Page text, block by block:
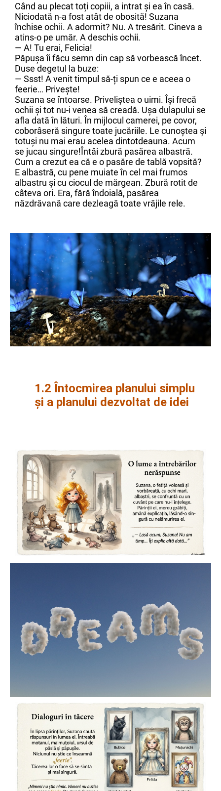
Când au plecat toți copiii, a intrat și ea în casă.
Niciodată n-a fost atât de obosită! Suzana
închise ochii. A adormit? Nu. A tresărit. Cineva a
atins-o pe umăr. A deschis ochii.
— A! Tu erai, Felicia!
Păpușa îi făcu semn din cap să vorbească încet.
Duse degetul la buze:
— Ssst! A venit timpul să-ți spun ce e aceea o
feerie… Privește!
Suzana se întoarse. Priveliștea o uimi. Își frecă
ochii și tot nu-i venea să creadă. Ușa dulapului se
afla dată în lături. În mijlocul camerei, pe covor,
coborâseră singure toate jucăriile. Le cunoștea și
totuși nu mai erau acelea dintotdeauna. Acum
se jucau singure!Întâi zbură pasărea albastră.
Cum a crezut ea că e o pasăre de tablă vopsită?
E albastră, cu pene muiate în cel mai frumos
albastru și cu ciocul de mărgean. Zbură rotit de
câteva ori. Era, fără îndoială, pasărea
năzdrăvană care dezleagă toate vrăjile rele.
1.2 Întocmirea planului simplu
și a planului dezvoltat de idei